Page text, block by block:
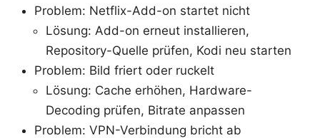
Problem: Netflix-Add-on startet nicht
Lösung: Add-on erneut installieren,
Repository-Quelle prüfen, Kodi neu starten
Problem: Bild friert oder ruckelt
Lösung: Cache erhöhen, Hardware-
Decoding prüfen, Bitrate anpassen
Problem: VPN-Verbindung bricht ab